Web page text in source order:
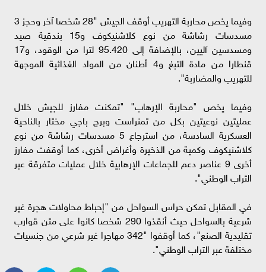
وفيما يخص محاربة التهريب أوقف الجيش "28 شخصا آخر وحجز 3
مسدسات رشاشة من نوع كلاشنيكوف و15 بندقية صيد
ومسدسين آليين، بالإضافة إلى 95.420 لترا من الوقود، و17
قنطارا من مادة التبغ و4 أطنان من المواد الغذائية الموجهة
للتهريب والمضاربة".
وفيما يخص "محاربة الإرهاب" "تمكنت مفارز للجيش خلال
عمليتين نوعيتين بكل من تمنراست وبرج باجي مختار بالناحية
العسكرية السادسة، من استرجاع 5 مسدسات رشاشة من نوع
كلاشنيكوف وكمية من الذخيرة وأغراض أخرى، كما أوقفت مفارز
أخرى 9 عناصر دعم للجماعات الإرهابية خلال عمليات متفرقة عبر
التراب الوطني".
في المقابل تمكن حراس السواحل من "إحباط محاولات هجرة غير
شرعية بالسواحل حيث أنقذوا 290 شخصا كانوا على متن قوارب
تقليدية الصنع"، كما أوقفوا "342 مهاجرا غير شرعي من جنسيات
مختلفة عبر التراب الوطني".